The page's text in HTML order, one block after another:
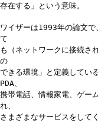
存在する」という意味。
ワイザーは1993年の論文
て
も（ネットワークに接続さ
の
できる環境」と定義してい
PDA、
携帯電話、情報家電、ゲー
れ、
さまざまなサービスをして